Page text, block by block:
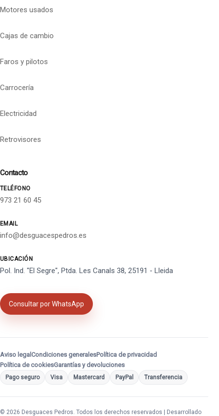
Motores usados
Cajas de cambio
Faros y pilotos
Carrocería
Electricidad
Retrovisores
Contacto
TELÉFONO
973 21 60 45
EMAIL
info@desguacespedros.es
UBICACIÓN
Pol. Ind. "El Segre", Ptda. Les Canals 38, 25191 - Lleida
Consultar por WhatsApp
Aviso legal Condiciones generalesPolítica de privacidad
Política de cookiesGarantías y devoluciones
Pago seguro Visa Mastercard PayPal Transferencia
© 2026 Desguaces Pedros. Todos los derechos reservados | Desarrollado